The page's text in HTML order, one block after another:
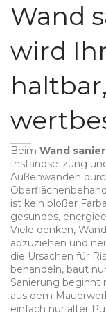
Wand
wird
Beim Wand
Instandsetzung
Außenwänden
ist kein bloßer
gesundes,
Viele denken,
abzuziehen und
die Ursachen für
behandeln, baut
Sanierung beginnt
aus dem
einfach nur alter